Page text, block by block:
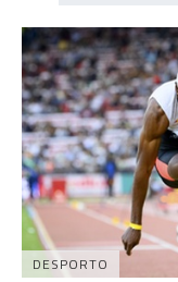
DESPORTO